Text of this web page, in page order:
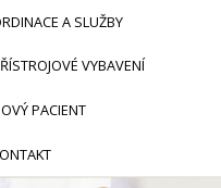
A SLUŽBY
VYBAVENÍ
PACIENT